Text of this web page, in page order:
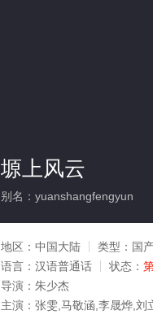
塬上风云
别名：yuanshangfengyun
地区： 中国大陆 类型： 国
语言： 汉语普通话 状态：
导演： 朱少杰
主演： 张雯,马敬涵,李晟烨,刘